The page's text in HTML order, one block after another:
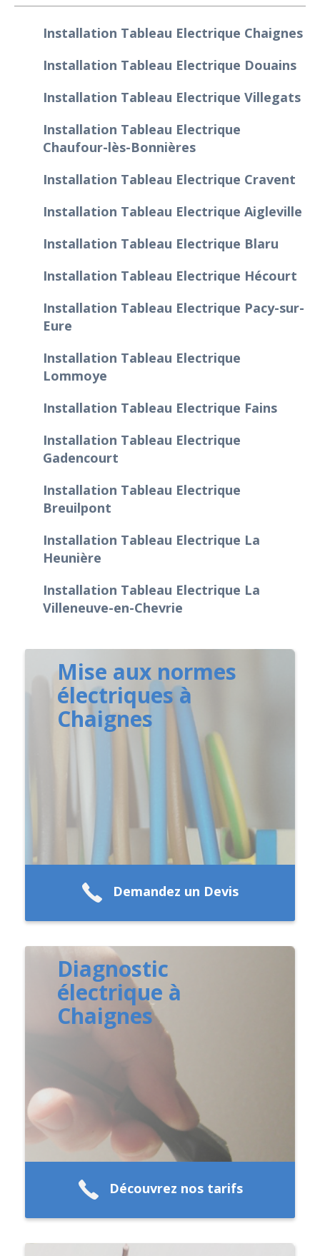
Installation Tableau Electrique Chaignes
Installation Tableau Electrique Douains
Installation Tableau Electrique Villegats
Installation Tableau Electrique
Chaufour-lès-Bonnières
Installation Tableau Electrique Cravent
Installation Tableau Electrique Aigleville
Installation Tableau Electrique Blaru
Installation Tableau Electrique Hécourt
Installation Tableau Electrique Pacy-sur-
Eure
Installation Tableau Electrique
Lommoye
Installation Tableau Electrique Fains
Installation Tableau Electrique
Gadencourt
Installation Tableau Electrique
Breuilpont
Installation Tableau Electrique La
Heunière
Installation Tableau Electrique La
Villeneuve-en-Chevrie
Mise aux normes
électriques à
Chaignes
Demandez un Devis
Diagnostic
électrique à
Chaignes
Découvrez nos tarifs